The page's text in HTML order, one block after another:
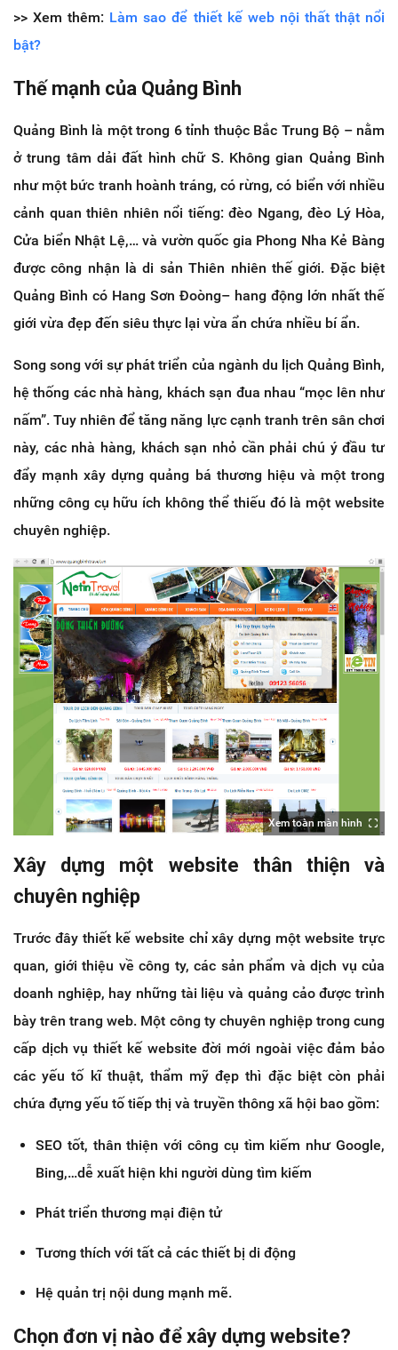
>> Xem thêm: Làm sao để thiết kế web nội thất thật nổi
bật?
Thế mạnh của Quảng Bình
Quảng Bình là một trong 6 tỉnh thuộc Bắc Trung Bộ – nằm
ở trung tâm dải đất hình chữ S. Không gian Quảng Bình
như một bức tranh hoành tráng, có rừng, có biển với nhiều
cảnh quan thiên nhiên nổi tiếng: đèo Ngang, đèo Lý Hòa,
Cửa biển Nhật Lệ,… và vườn quốc gia Phong Nha Kẻ Bàng
được công nhận là di sản Thiên nhiên thế giới. Đặc biệt
Quảng Bình có Hang Sơn Đoòng– hang động lớn nhất thế
giới vừa đẹp đến siêu thực lại vừa ẩn chứa nhiều bí ẩn.
Song song với sự phát triển của ngành du lịch Quảng Bình,
hệ thống các nhà hàng, khách sạn đua nhau “mọc lên như
nấm”. Tuy nhiên để tăng năng lực cạnh tranh trên sân chơi
này, các nhà hàng, khách sạn nhỏ cần phải chú ý đầu tư
đẩy mạnh xây dựng quảng bá thương hiệu và một trong
những công cụ hữu ích không thể thiếu đó là một website
chuyên nghiệp.
Xem toàn màn hình
Xây dựng một website thân thiện và
chuyên nghiệp
Trước đây thiết kế website chỉ xây dựng một website trực
quan, giới thiệu về công ty, các sản phẩm và dịch vụ của
doanh nghiệp, hay những tài liệu và quảng cảo được trình
bày trên trang web. Một công ty chuyên nghiệp trong cung
cấp dịch vụ thiết kế website đời mới ngoài việc đảm bảo
các yếu tố kĩ thuật, thẩm mỹ đẹp thì đặc biệt còn phải
chứa đựng yếu tố tiếp thị và truyền thông xã hội bao gồm:
SEO tốt, thân thiện với công cụ tìm kiếm như Google,
Bing,…dễ xuất hiện khi người dùng tìm kiếm
Phát triển thương mại điện tử
Tương thích với tất cả các thiết bị di động
Hệ quản trị nội dung mạnh mẽ.
Chọn đơn vị nào để xây dựng website?